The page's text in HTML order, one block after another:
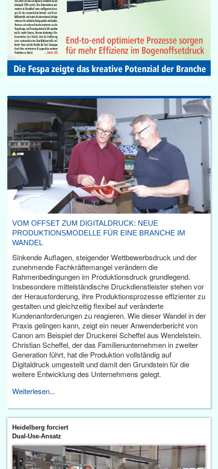
VOM OFFSET ZUM DIGITALDRUCK: NEUE
PRODUKTIONSMODELLE FÜR EINE BRANCHE IM
WANDEL
Sinkende Auflagen, steigender Wettbewerbsdruck und der
zunehmende Fachkräftemangel verändern die
Rahmenbedingungen im Produktionsdruck grundlegend.
Insbesondere mittelständische Druckdienstleister stehen vor
der Herausforderung, ihre Produktionsprozesse effizienter zu
gestalten und gleichzeitig flexibel auf veränderte
Kundenanforderungen zu reagieren. Wie dieser Wandel in der
Praxis gelingen kann, zeigt ein neuer Anwenderbericht von
Canon am Beispiel der Druckerei Scheffel aus Wendelstein.
Christian Scheffel, der das Familienunternehmen in zweiter
Generation führt, hat die Produktion vollständig auf
Digitaldruck umgestellt und damit den Grundstein für die
weitere Entwicklung des Unternehmens gelegt.
Weiterlesen...
Heidelberg forciert
Dual-Use-Ansatz